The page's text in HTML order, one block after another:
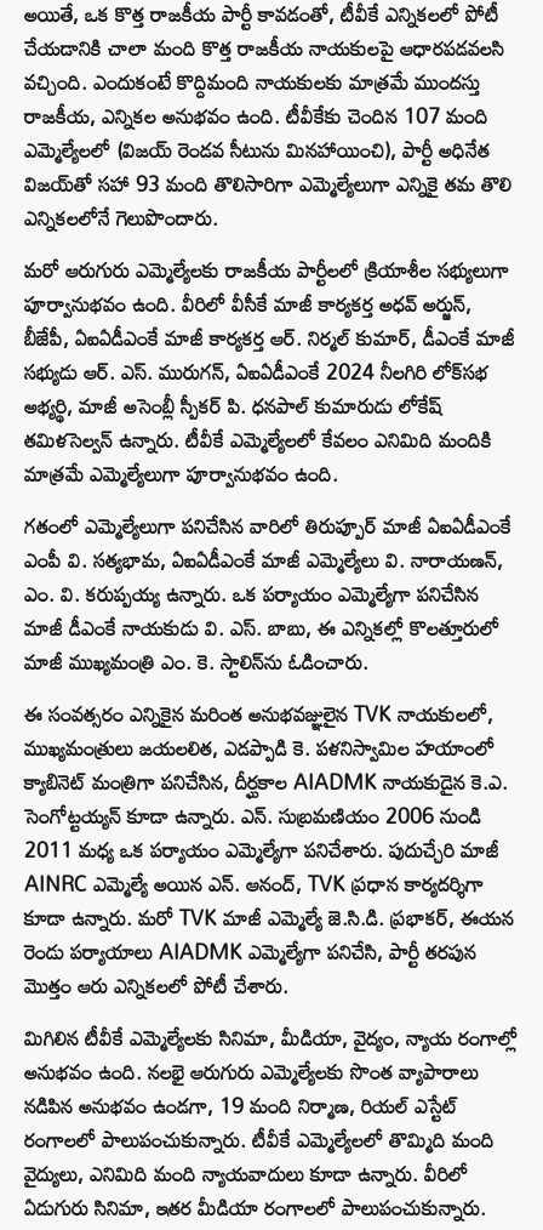
అయితే, ఒక కొత్త రాజకీయ పార్టీ కావడంతో, టీవీకే ఎన్నికలలో పోటీ
చేయడానికి చాలా మంది కొత్త రాజకీయ నాయకులపై ఆధారపడవలసి
వచ్చింది. ఎందుకంటే కొద్దిమంది నాయకులకు మాత్రమే ముందస్తు
రాజకీయ, ఎన్నికల అనుభవం ఉంది. టీవీకేకు చెందిన 107 మంది
ఎమ్మెల్యేలలో (విజయ్ రెండవ సీటును మినహాయించి), పార్టీ అధినేత
విజయ్‌తో సహా 93 మంది తొలిసారిగా ఎమ్మెల్యేలుగా ఎన్నికై తమ తొలి
ఎన్నికలలోనే గెలుపొందారు.
మరో ఆరుగురు ఎమ్మెల్యేలకు రాజకీయ పార్టీలలో క్రియాశీల సభ్యులుగా
పూర్వానుభవం ఉంది. వీరిలో వీసీకే మాజీ కార్యకర్త అధవ్ అర్జున్,
బీజేపీ, ఏఐఏడీఎంకే మాజీ కార్యకర్త ఆర్. నిర్మల్ కుమార్, డీఎంకే మాజీ
సభ్యుడు ఆర్. ఎస్. మురుగన్, ఏఐఏడీఎంకే 2024 నీలగిరి లోక్‌సభ
అభ్యర్థి, మాజీ అసెంబ్లీ స్పీకర్ పి. ధనపాల్ కుమారుడు లోకేష్
తమిళసెల్వన్ ఉన్నారు. టీవీకే ఎమ్మెల్యేలలో కేవలం ఎనిమిది మందికి
మాత్రమే ఎమ్మెల్యేలుగా పూర్వానుభవం ఉంది.
గతంలో ఎమ్మెల్యేలుగా పనిచేసిన వారిలో తిరుప్పూర్ మాజీ ఏఐఏడీఎంకే
ఎంపీ వి. సత్యభామ, ఏఐఏడీఎంకే మాజీ ఎమ్మెల్యేలు వి. నారాయణన్,
ఎం. వి. కరుప్పయ్య ఉన్నారు. ఒక పర్యాయం ఎమ్మెల్యేగా పనిచేసిన
మాజీ డీఎంకే నాయకుడు వి. ఎస్. బాబు, ఈ ఎన్నికల్లో కొలత్తూరులో
మాజీ ముఖ్యమంత్రి ఎం. కె. స్టాలిన్‌ను ఓడించారు.
ఈ సంవత్సరం ఎన్నికైన మరింత అనుభవజ్ఞులైన TVK నాయకులలో,
ముఖ్యమంత్రులు జయలలిత, ఎడప్పాడి కె. పళనిస్వామిల హయాంలో
క్యాబినెట్ మంత్రిగా పనిచేసిన, దీర్ఘకాల AIADMK నాయకుడైన కె.ఎ.
సెంగోట్టయ్యన్ కూడా ఉన్నారు. ఎన్. సుబ్రమణియం 2006 నుండి
2011 మధ్య ఒక పర్యాయం ఎమ్మెల్యేగా పనిచేశారు. పుదుచ్చేరి మాజీ
AINRC ఎమ్మెల్యే అయిన ఎన్. ఆనంద్, TVK ప్రధాన కార్యదర్శిగా
కూడా ఉన్నారు. మరో TVK మాజీ ఎమ్మెల్యే జె.సి.డి. ప్రభాకర్, ఈయన
రెండు పర్యాయాలు AIADMK ఎమ్మెల్యేగా పనిచేసి, పార్టీ తరపున
మొత్తం ఆరు ఎన్నికలలో పోటీ చేశారు.
మిగిలిన టీవీకే ఎమ్మెల్యేలకు సినిమా, మీడియా, వైద్యం, న్యాయ రంగాల్లో
అనుభవం ఉంది. నలభై ఆరుగురు ఎమ్మెల్యేలకు సొంత వ్యాపారాలు
నడిపిన అనుభవం ఉండగా, 19 మంది నిర్మాణ, రియల్ ఎస్టేట్
రంగాలలో పాలుపంచుకున్నారు. టీవీకే ఎమ్మెల్యేలలో తొమ్మిది మంది
వైద్యులు, ఎనిమిది మంది న్యాయవాదులు కూడా ఉన్నారు. వీరిలో
ఏడుగురు సినిమా, ఇతర మీడియా రంగాలలో పాలుపంచుకున్నారు.